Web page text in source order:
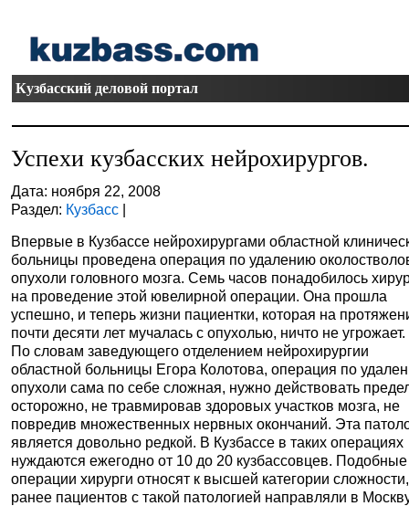
Кузбасский деловой портал
Успехи кузбасских нейрохирургов.
Дата: ноября 22, 2008
Раздел: Кузбасс |
Впервые в Кузбассе нейрохирургами областной
больницы проведена операция по удалению
опухоли головного мозга. Семь часов понадобилось
на проведение этой ювелирной операции. Она прошла
успешно, и теперь жизни пациентки, которая на
почти десяти лет мучалась с опухолью, ничто не угрожает.
По словам заведующего отделением нейрохирургии
областной больницы Егора Колотова, операция по
опухоли сама по себе сложная, нужно действовать
осторожно, не травмировав здоровых участков мозга, не
повредив множественных нервных окончаний. Эта
является довольно редкой. В Кузбассе в таких операциях
нуждаются ежегодно от 10 до 20 кузбассовцев. Подобные
операции хирурги относят к высшей категории
ранее пациентов с такой патологией направляли в